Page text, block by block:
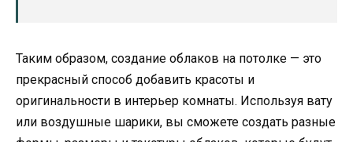
Таким образом, создание облаков на потолке — это
прекрасный способ добавить красоты и
оригинальности в интерьер комнаты. Используя вату
или воздушные шарики, вы сможете создать разные